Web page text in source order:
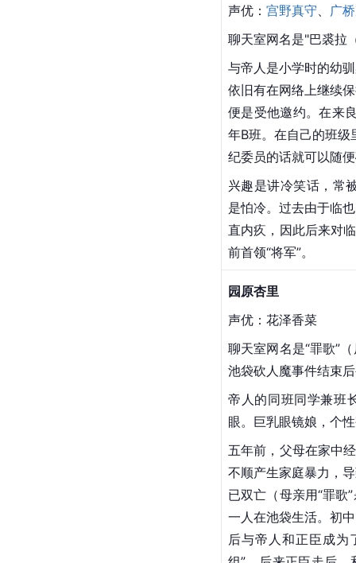
声优： 宫野真守、 广
聊天室网名是"巴裘拉
与帝人是小学时的幼
依旧有在网络上继续
便是受他邀约。在来
年B班。在自己的班级
纪委员的话就可以随
兴趣是讲冷笑话，常
是怕冷。过去由于临
直内疚，因此后来对
前首领“将军”。
园原杏里
声优： 花泽香菜
聊天室网名是“罪歌”
池袋砍人魔事件结束
帝人的同班同学兼班
眼。巨乳眼镜娘，个
五年前，父母在家中
不顺产生家庭暴力，
已双亡（母亲用“罪歌
一人在池袋生活。初
后与帝人和正臣成为